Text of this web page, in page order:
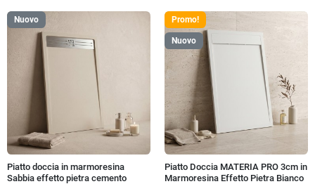
Nuovo
Piatto doccia in marmoresina
Sabbia effetto pietra cemento
Promo!
Nuovo
Piatto Doccia MATERIA PRO 3cm in
Marmoresina Effetto Pietra Bianco